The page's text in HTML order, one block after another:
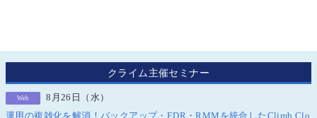
クライム主催セミナー
Web
8月26日（水）